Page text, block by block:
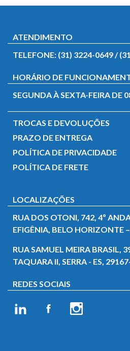
ATENDIMENTO
TELEFONE: (31) 3224-0649 /
HORÁRIO DE
SEGUNDA À SEXTA-FEIRA DE
TROCAS E DEVOLUÇÕES
PRAZO DE ENTREGA
POLÍTICA DE PRIVACIDADE
POLÍTICA DE FRETE
LOCALIZAÇÕES
RUA DOS OTONI, 742, 4º
EFIGÊNIA, BELO HORIZONTE
RUA SAMUEL MEIRA BRASIL,
TAQUARA II, SERRA - ES,
REDES SOCIAIS